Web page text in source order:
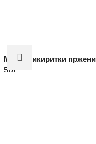
Nutini Кикиритки пржени
50г